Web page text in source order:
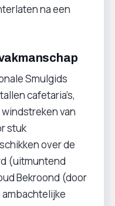
na een
Smulgids
cafetaria’s,
van
stuk
over de
(uitmuntend
Bekroond (door